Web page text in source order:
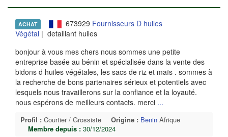
ACHAT 673929 Fournisseurs D huiles
Végétal | detaillant huiles
bonjour à vous mes chers nous sommes une petite
entreprise basée au bénin et spécialisée dans la vente des
bidons d huiles végétales, les sacs de riz et maïs . sommes à
la recherche de bons partenaires sérieux et potentiels avec
lesquels nous travaillerons sur la confiance et la loyauté.
nous espérons de meilleurs contacts. merci ...
Profil : Courtier / Grossiste Origine : Benin Afrique
Membre depuis : 30/12/2024